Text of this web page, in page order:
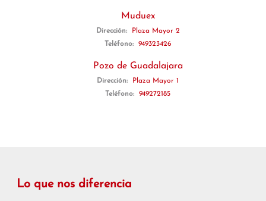
Muduex
Dirección:
Plaza Mayor 2
Teléfono:
949323426
Pozo de Guadalajara
Dirección:
Plaza Mayor 1
Teléfono:
949272185
Lo que nos diferencia